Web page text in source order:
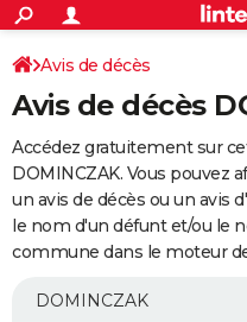
ACTUALITÉS
Politique
Société
Faits Divers
Education
Monde
Villes
+
SPORT
Coupe du monde 2026
Football
Tennis
Cyclisme
Rugby
Forum
Programme TV
TNT
Streaming
Cinéma
Sorties cinéma
Musique
+
FINANCE
Impôts
Immobilier
Risques naturels par ville
Banque
Assurance
Crédit
AUTO
Essais
Réserver un essai
Citadines
Berlines
SUV
Forum auto
+
Mobiles
Meilleur smartphone
Internet
Ordinateurs
Jeux vidéo
Guide high-tech
Avis de décès
Avis de décès
Accédez gratuitement sur
DOMINCZAK. Vous pouvez
un avis de décès ou un avis
le nom d'un défunt et/ou le
commune dans le moteur